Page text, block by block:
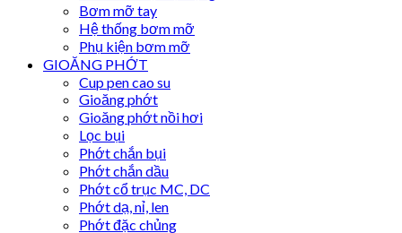
Bơm mỡ tay
Hệ thống bơm mỡ
Phụ kiện bơm mỡ
GIOĂNG PHỚT
Cup pen cao su
Gioăng phớt
Gioăng phớt nồi hơi
Lọc bụi
Phớt chắn bụi
Phớt chắn dầu
Phớt cổ trục MC, DC
Phớt dạ, nỉ, len
Phớt đặc chủng